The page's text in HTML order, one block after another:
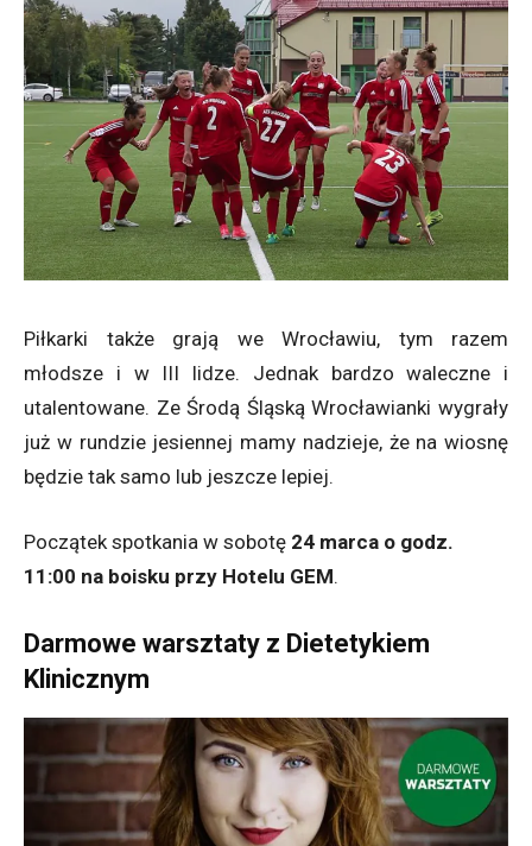
Piłkarki także grają we Wrocławiu, tym razem
młodsze i w III lidze. Jednak bardzo waleczne i
utalentowane. Ze Środą Śląską Wrocławianki wygrały
już w rundzie jesiennej mamy nadzieje, że na wiosnę
będzie tak samo lub jeszcze lepiej.
Początek spotkania w sobotę 24 marca o godz.
11:00 na boisku przy Hotelu GEM.
Darmowe warsztaty z Dietetykiem
Klinicznym